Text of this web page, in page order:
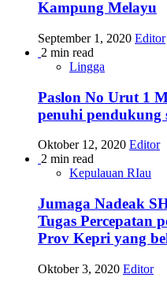
Kampung Melayu
September 1, 2020 Editor
2 min read
Lingga
Paslon No Urut 1
penuhi pendukung
Oktober 12, 2020 Editor
2 min read
Kepulauan RIau
Jumaga Nadeak
Tugas Percepatan
Prov Kepri yang
Oktober 3, 2020 Editor